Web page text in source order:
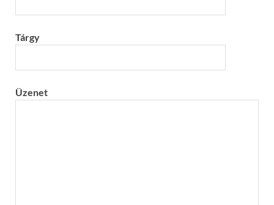
Tárgy
Üzenet